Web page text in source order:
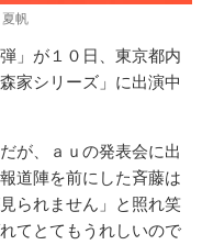
帆
が１０日、東京都内
家シリーズ」に出演中
が、ａｕの発表会に出
道陣を前にした斉藤は
られません」と照れ笑
てとてもうれしいので